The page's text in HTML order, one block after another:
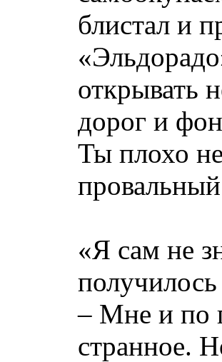
блистал и
открывать
дорог и
Ты плохо
«Я сам не
– Мне и по
странное.